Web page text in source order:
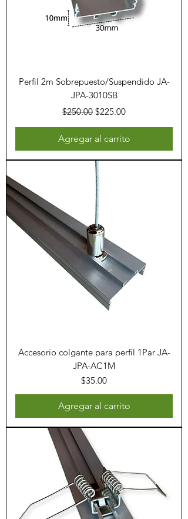
Perfil 2m Sobrepuesto/Suspendido JA-
JPA-3010SB
Precio
$250.00 Precio de oferta
$225.00
Agregar al carrito
Accesorio colgante para perfil 1Par JA-
JPA-AC1M
Precio
$35.00
Agregar al carrito